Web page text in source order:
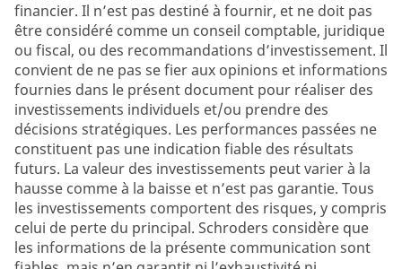
financier. Il n’est pas destiné à fournir, et ne doit pas
être considéré comme un conseil comptable, juridique
ou fiscal, ou des recommandations d’investissement. Il
convient de ne pas se fier aux opinions et informations
fournies dans le présent document pour réaliser des
investissements individuels et/ou prendre des
décisions stratégiques. Les performances passées ne
constituent pas une indication fiable des résultats
futurs. La valeur des investissements peut varier à la
hausse comme à la baisse et n’est pas garantie. Tous
les investissements comportent des risques, y compris
celui de perte du principal. Schroders considère que
les informations de la présente communication sont